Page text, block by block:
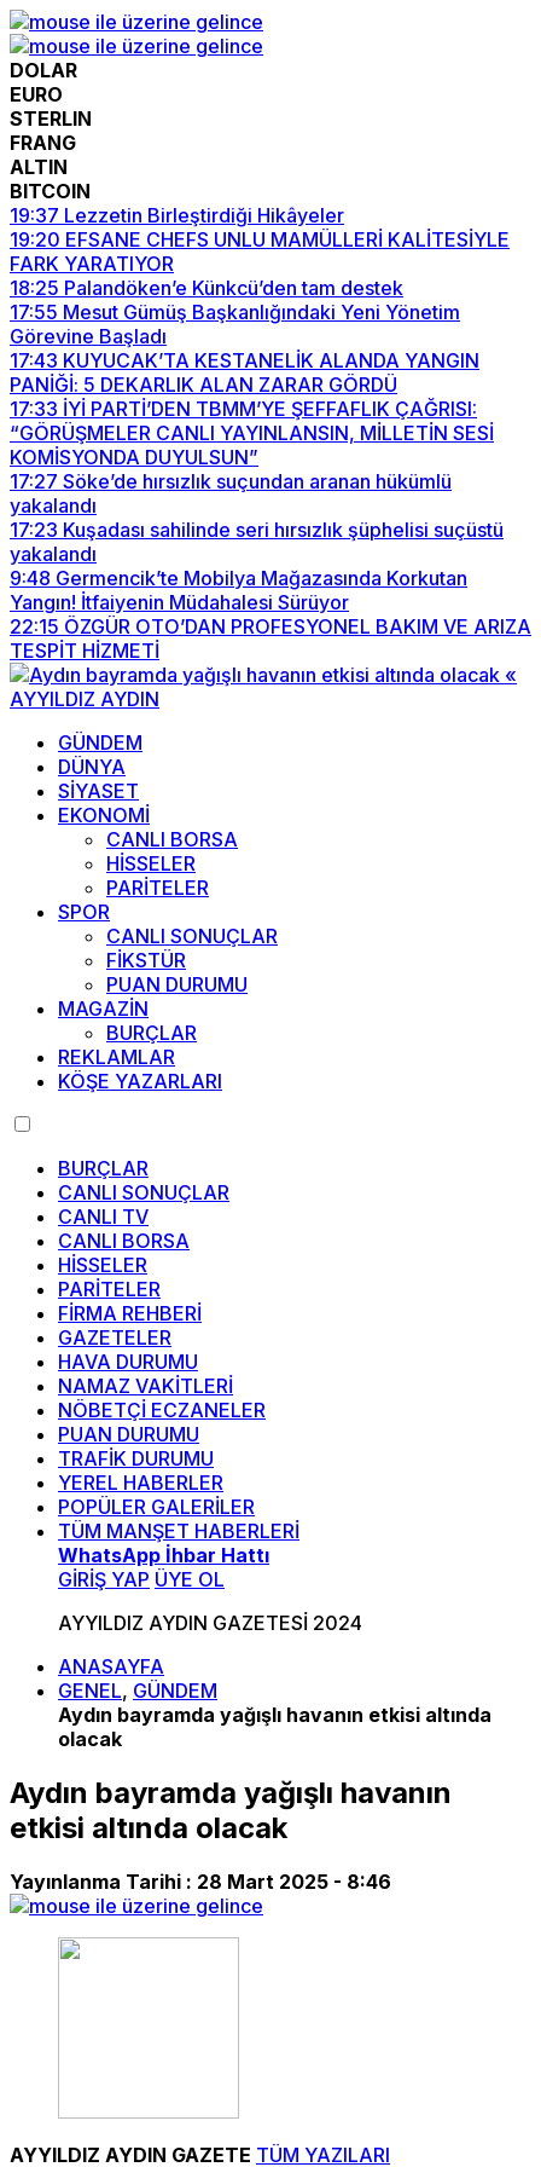
DOLAR
EURO
STERLIN
FRANG
ALTIN
BITCOIN
19:37 Lezzetin Birleştirdiği Hikâyeler
19:20 EFSANE CHEFS UNLU MAMÜLLERİ KALİTESİYLE
FARK YARATIYOR
18:25 Palandöken’e Künkcü’den tam destek
17:55 Mesut Gümüş Başkanlığındaki Yeni Yönetim
Görevine Başladı
17:43 KUYUCAK’TA KESTANELİK ALANDA YANGIN
PANİĞİ: 5 DEKARLIK ALAN ZARAR GÖRDÜ
17:33 İYİ PARTİ’DEN TBMM’YE ŞEFFAFLIK ÇAĞRISI:
“GÖRÜŞMELER CANLI YAYINLANSIN, MİLLETİN SESİ
KOMİSYONDA DUYULSUN”
17:27 Söke’de hırsızlık suçundan aranan hükümlü
yakalandı
17:23 Kuşadası sahilinde seri hırsızlık şüphelisi suçüstü
yakalandı
9:48 Germencik’te Mobilya Mağazasında Korkutan
Yangın! İtfaiyenin Müdahalesi Sürüyor
22:15 ÖZGÜR OTO’DAN PROFESYONEL BAKIM VE ARIZA
TESPİT HİZMETİ
GÜNDEM
DÜNYA
SİYASET
EKONOMİ
CANLI BORSA
HİSSELER
PARİTELER
SPOR
CANLI SONUÇLAR
FİKSTÜR
PUAN DURUMU
MAGAZİN
BURÇLAR
REKLAMLAR
KÖŞE YAZARLARI
BURÇLAR
CANLI SONUÇLAR
CANLI TV
CANLI BORSA
HİSSELER
PARİTELER
FİRMA REHBERİ
GAZETELER
HAVA DURUMU
NAMAZ VAKİTLERİ
NÖBETÇİ ECZANELER
PUAN DURUMU
TRAFİK DURUMU
YEREL HABERLER
POPÜLER GALERİLER
TÜM MANŞET HABERLERİ
WhatsApp İhbar Hattı
GİRİŞ YAP ÜYE OL
AYYILDIZ AYDIN GAZETESİ 2024
ANASAYFA
GENEL, GÜNDEM
Aydın bayramda yağışlı havanın etkisi altında
olacak
Aydın bayramda yağışlı havanın
etkisi altında olacak
Yayınlanma Tarihi : 28 Mart 2025 - 8:46
AYYILDIZ AYDIN GAZETE TÜM YAZILARI